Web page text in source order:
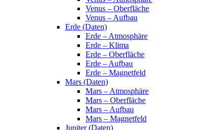
Venus – Oberfläche
Venus – Aufbau
Erde (Daten)
Erde – Atmosphäre
Erde – Klima
Erde – Oberfläche
Erde – Aufbau
Erde – Magnetfeld
Mars (Daten)
Mars – Atmosphäre
Mars – Oberfläche
Mars – Aufbau
Mars – Magnetfeld
Jupiter (Daten)